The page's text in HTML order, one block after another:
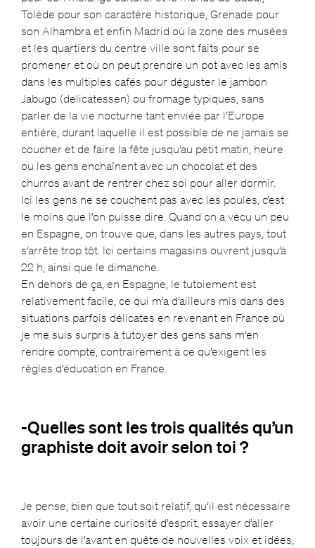
Tolède pour son caractère historique, Grenade pour
son Alhambra et enfin Madrid où la zone des musées
et les quartiers du centre ville sont faits pour se
promener et où on peut prendre un pot avec les amis
dans les multiples cafés pour déguster le jambon
Jabugo (delicatessen) ou fromage typiques, sans
parler de la vie nocturne tant enviée par l’Europe
entière, durant laquelle il est possible de ne jamais se
coucher et de faire la fête jusqu’au petit matin, heure
ou les gens enchaînent avec un chocolat et des
churros avant de rentrer chez soi pour aller dormir.
Ici les gens ne se couchent pas avec les poules, c’est
le moins que l’on puisse dire. Quand on a vécu un peu
en Espagne, on trouve que, dans les autres pays, tout
s’arrête trop tôt. Ici certains magasins ouvrent jusqu’à
22 h, ainsi que le dimanche.
En dehors de ça, en Espagne, le tutoiement est
relativement facile, ce qui m’a d’ailleurs mis dans des
situations parfois délicates en revenant en France où
je me suis surpris à tutoyer des gens sans m’en
rendre compte, contrairement à ce qu’exigent les
règles d’éducation en France.
-Quelles sont les trois qualités qu’un
graphiste doit avoir selon toi ?
Je pense, bien que tout soit relatif, qu’il est nécessaire
avoir une certaine curiosité d’esprit, essayer d’aller
toujours de l’avant en quête de nouvelles voix et idées,